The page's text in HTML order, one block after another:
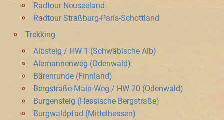
Radtour Neuseeland
Radtour Straßburg-Paris-Schottland
Trekking
Albsteig / HW 1 (Schwäbische Alb)
Alemannenweg (Odenwald)
Bärenrunde (Finnland)
Bergstraße-Main-Weg / HW 20 (Odenwald)
Burgensteig (Hessische Bergstraße)
Burgwaldpfad (Mittelhessen)